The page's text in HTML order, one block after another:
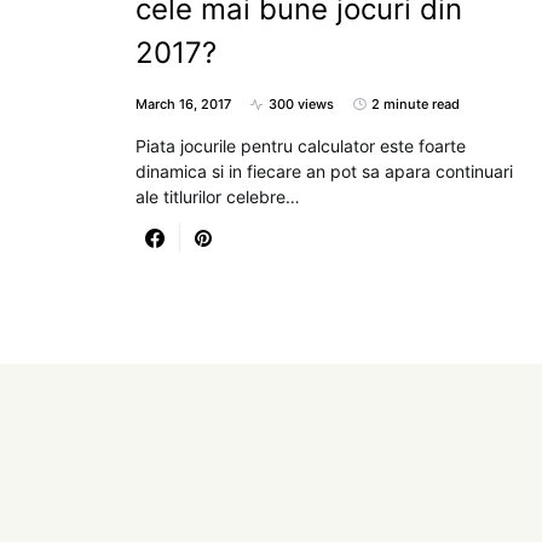
cele mai bune jocuri din
2017?
March 16, 2017 300 views 2 minute read
Piata jocurile pentru calculator este foarte
dinamica si in fiecare an pot sa apara continuari
ale titlurilor celebre…